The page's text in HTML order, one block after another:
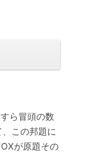
ら冒頭の数
この邦題に
が原題その